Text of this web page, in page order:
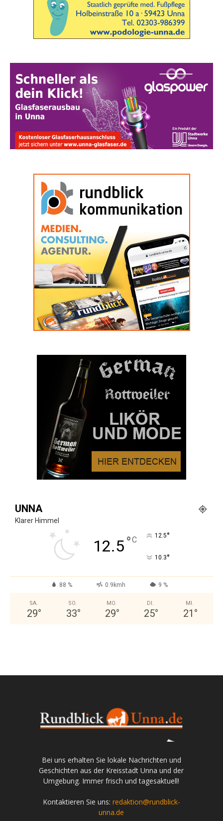
UNNA
Klarer Himmel
12.5°C 12.5°
10.3°
88 % 0.9kmh 9 %
SA.
29°
SO.
33°
MO.
29°
DI.
25°
MI.
21 °
Bei uns erhalten Sie lokale Nachrichten und
Geschichten aus der Kreisstadt Unna und der
Umgebung. Immer frisch und tagesaktuell!
Kontaktieren Sie uns: redaktion@rundblick-
unna.de